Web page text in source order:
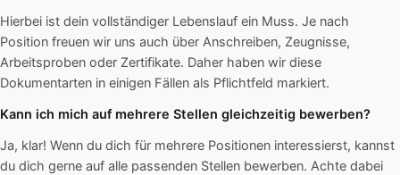
Hierbei ist dein vollständiger Lebenslauf ein Muss. Je nach
Position freuen wir uns auch über Anschreiben, Zeugnisse,
Arbeitsproben oder Zertifikate. Daher haben wir diese
Dokumentarten in einigen Fällen als Pflichtfeld markiert.
Kann ich mich auf mehrere Stellen gleichzeitig bewerben?
Ja, klar! Wenn du dich für mehrere Positionen interessierst, kannst
du dich gerne auf alle passenden Stellen bewerben. Achte dabei